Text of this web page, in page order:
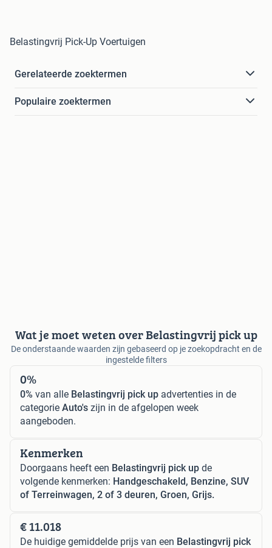
Belastingvrij Pick-Up Voertuigen
Gerelateerde zoektermen
Populaire zoektermen
Wat je moet weten over Belastingvrij pick up
De onderstaande waarden zijn gebaseerd op je zoekopdracht en de
ingestelde filters
0%
0% van alle Belastingvrij pick up advertenties in de
categorie Auto's zijn in de afgelopen week
aangeboden.
Kenmerken
Doorgaans heeft een Belastingvrij pick up de
volgende kenmerken: Handgeschakeld, Benzine, SUV
of Terreinwagen, 2 of 3 deuren, Groen, Grijs.
€ 11.018
De huidige gemiddelde prijs van een Belastingvrij pick